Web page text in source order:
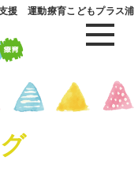
援 運動療育こどもプラス浦